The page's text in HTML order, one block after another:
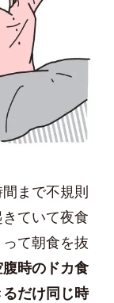
まで不規則
ていて夜食
て朝食を抜
時のドカ食
だけ同じ時